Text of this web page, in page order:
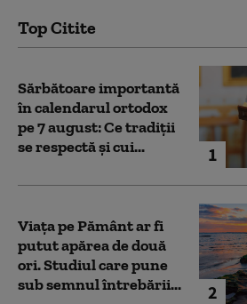
Top Citite
1
Sărbătoare importantă
în calendarul ortodox
pe 7 august: Ce tradiții
se respectă și cui...
2
Viața pe Pământ ar fi
putut apărea de două
ori. Studiul care pune
sub semnul întrebării...